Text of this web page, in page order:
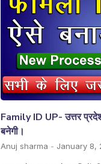
Family ID UP- उत्तर
बनेगी।
Anuj sharma January 8,